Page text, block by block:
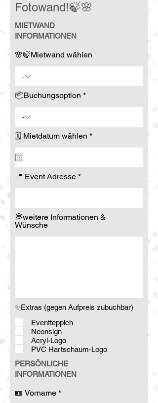
Fotowand!🍃🌸
MIETWAND
INFORMATIONEN
🌸🍃Mietwand wählen
📦Buchungsoption
🗓️ Mietdatum wählen *r
i
d
📍 Event Adresse
💭weitere Informationen &
Wünsche
✨Extras (gegen Aufpreis zubuchbar)
Eventteppich
Neonsign
Acryl-Logo
PVC Hartschaum-Logo
PERSÖNLICHE
INFORMATIONEN
🪪 Vorname